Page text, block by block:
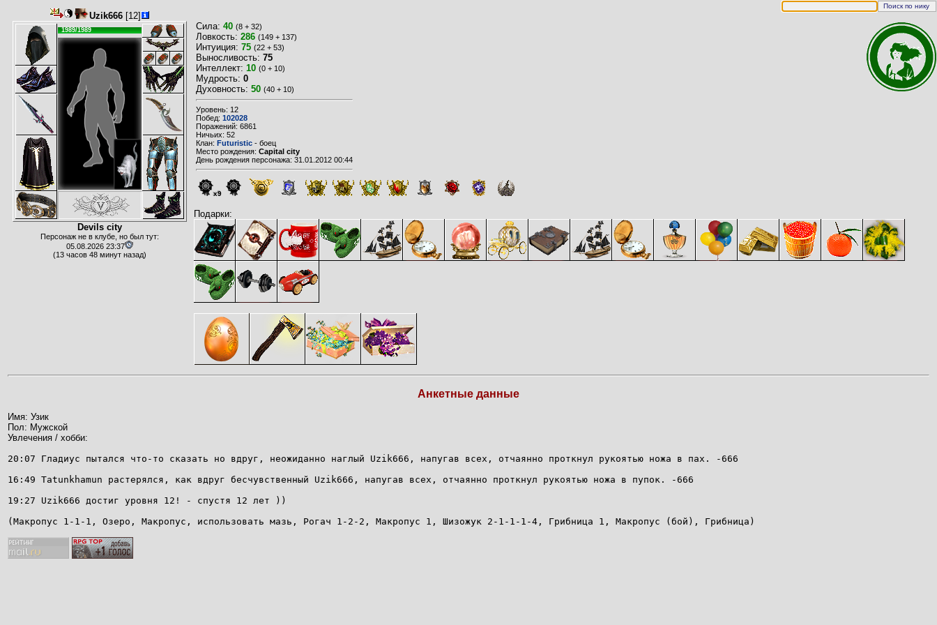
Uzik666 [12]
1989/1989
Devils city
Персонаж не в клубе, но был тут:
05.08.2026 23:37
(13 часов 48 минут назад)
Сила: 40 (8 + 32)
Ловкость: 286 (149 + 137)
Интуиция: 75 (22 + 53)
Выносливость: 75
Интеллект: 10 (0 + 10)
Мудрость: 0
Духовность: 50 (40 + 10)
Уровень: 12
Побед: 102028
Поражений: 6861
Ничьих: 52
Клан: Futuristic - боец
Место рождения: Capital city
День рождения персонажа: 31.01.2012 00:44
x9
Подарки:
Анкетные данные
Имя: Узик
Пол: Мужской
Увлечения / хобби:
20:07 Гладиус пытался что-то сказать но вдруг, неожиданно наглый Uzik666, напугав всех, отчаянно проткнул рукоятью ножа в пах. -666
16:49 Tatunkhamun растерялся, как вдруг бесчувственный Uzik666, напугав всех, отчаянно проткнул рукоятью ножа в пупок. -666
19:27 Uzik666 достиг уровня 12! - спустя 12 лет ))
(Макропус 1-1-1, Озеро, Макропус, использовать мазь, Рогач 1-2-2, Макропус 1, Шизожук 2-1-1-1-4, Грибница 1, Макропус (бой), Грибница)